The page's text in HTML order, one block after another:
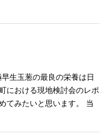
生玉葱の最良の栄養は日
における現地検討会のレポ
てみたいと思います。 当